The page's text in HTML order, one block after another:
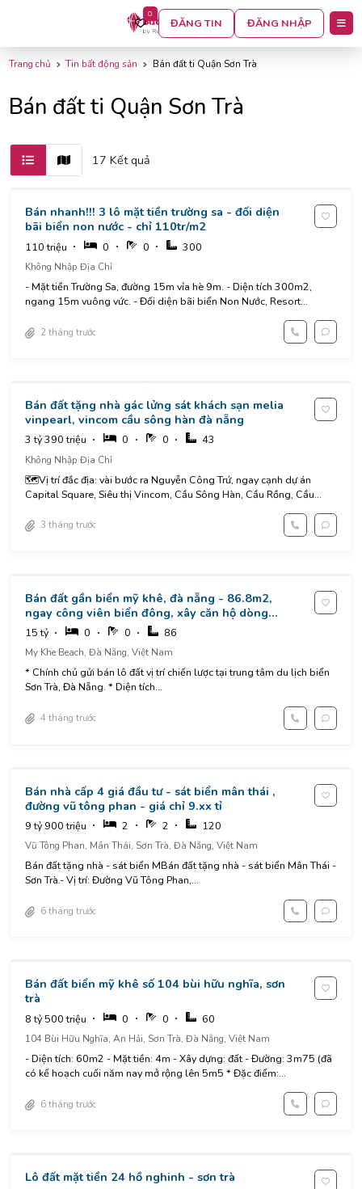
0
ĐĂNG TIN ĐĂNG NHẬP
Trang chủ Tin bất động sản Bán đất ti Quận Sơn Trà
Bán đất ti Quận Sơn Trà
17 Kết quả
Bán nhanh!!! 3 lô mặt tiền trường sa - đối diện
bãi biển non nước - chỉ 110tr/m2
110 triệu 0 0 300
Không Nhập Địa Chỉ
- Mặt tiền Trường Sa, đường 15m vỉa hè 9m. - Diện tích 300m2,
ngang 15m vuông vức. - Đối diện bãi biển Non Nước, Resort
2 tháng trước
Bán đất tặng nhà gác lửng sát khách sạn melia
vinpearl, vincom cầu sông hàn đà nẵng
3 tỷ 390 triệu 0 0 43
Không Nhập Địa Chỉ
🗺️Vị trí đắc địa: vài bước ra Nguyễn Công Trứ, ngay cạnh dự án
Capital Square, Siêu thị Vincom, Cầu Sông Hàn, Cầu Rồng, Cầu...
3 tháng trước
Bán đất gần biển mỹ khê, đà nẵng - 86.8m2,
ngay công viên biển đông, xây căn hộ dòng
tiền cực tốt.
15 tỷ 0 0 86
My Khe Beach, Đà Nẵng, Việt Nam
* Chính chủ gửi bán lô đất vị trí chiến lược tại trung tâm du lịch biển
Sơn Trà, Đà Nẵng. * Diện tích...
4 tháng trước
Bán nhà cấp 4 giá đầu tư - sát biển mân thái ,
đường vũ tông phan - giá chỉ 9.xx tỉ
9 tỷ 900 triệu 2 2 120
Vũ Tông Phan, Mân Thái, Sơn Trà, Đà Nẵng, Việt Nam
Bán đất tặng nhà - sát biển MBán đất tặng nhà - sát biển Mân Thái -
Sơn Trà.- Vị trí: Đường Vũ Tông Phan,...
6 tháng trước
Bán đất biển mỹ khê số 104 bùi hữu nghĩa, sơn
trà
8 tỷ 500 triệu 0 0 60
104 Bùi Hữu Nghĩa, An Hải, Sơn Trà, Đà Nẵng, Việt Nam
- Diện tích: 60m2 - Mặt tiền: 4m - Xây dựng: đất - Đường: 3m75 (đã
có kế hoạch cuối năm nay mở rộng lên 5m5 * Đặc điểm:...
6 tháng trước
Lô đất mặt tiền 24 hồ nghinh - sơn trà